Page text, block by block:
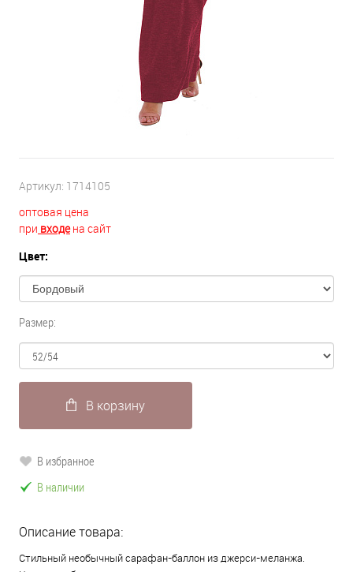
Артикул: 1714105
оптовая цена
при входена сайт
Цвет:
Размер:
В корзину
В избранное
В наличии
Описание товара:
Стильный необычный сарафан-баллон из джерси-меланжа.